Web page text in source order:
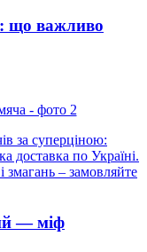
що важливо
за суперціною:
доставка по Україні.
змагань – замовляйте
— міф